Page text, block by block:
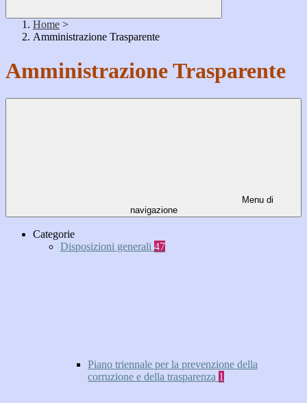
Home >
Amministrazione Trasparente
Amministrazione Trasparente
Menu di
navigazione
Categorie
Disposizioni generali 47
Piano triennale per la prevenzione della
corruzione e della trasparenza 1